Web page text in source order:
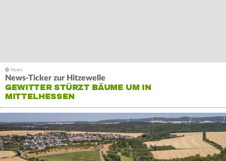
News-Ticker zur Hitzewelle
GEWITTER STÜRZT BÄUME UM IN
MITTELHESSEN